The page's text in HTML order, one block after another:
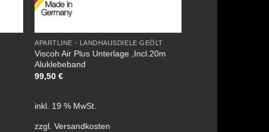
APARTLINE - LANDHAUSDIELE GEÖLT
Viscoh Air Plus Unterlage ,Incl.20m
Aluklebeband
99,50€
inkl. 19 % MwSt.
zzgl.Versandkosten